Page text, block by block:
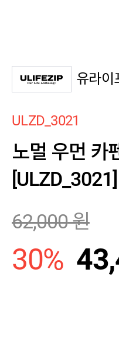
유라이
ULZD_3021
노멀 우먼 카
[ULZD_3021]
62,000원
30%